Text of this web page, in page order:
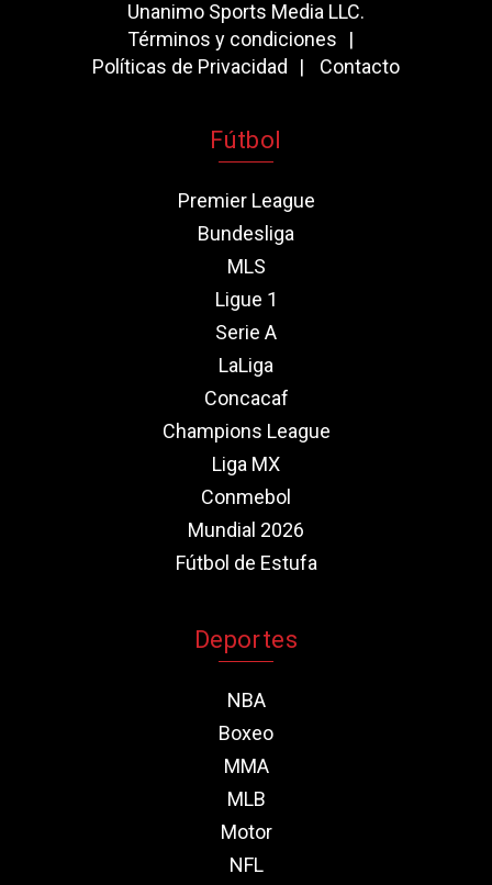
Unanimo Sports Media LLC.
Términos y condiciones
Políticas de Privacidad
Contacto
Fútbol
Premier League
Bundesliga
MLS
Ligue 1
Serie A
LaLiga
Concacaf
Champions League
Liga MX
Conmebol
Mundial 2026
Fútbol de Estufa
Deportes
NBA
Boxeo
MMA
MLB
Motor
NFL